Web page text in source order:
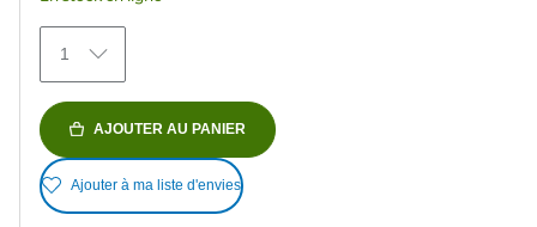
473
avis
1
AJOUTER AU PANIER
Ajouter à ma liste d'envies